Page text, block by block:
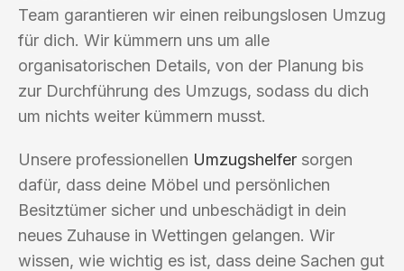
Team garantieren wir einen reibungslosen Umzug
für dich. Wir kümmern uns um alle
organisatorischen Details, von der Planung bis
zur Durchführung des Umzugs, sodass du dich
um nichts weiter kümmern musst.
Unsere professionellen Umzugshelfer sorgen
dafür, dass deine Möbel und persönlichen
Besitztümer sicher und unbeschädigt in dein
neues Zuhause in Wettingen gelangen. Wir
wissen, wie wichtig es ist, dass deine Sachen gut